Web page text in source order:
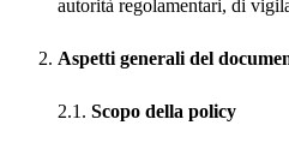
autorità regolamentari, di
Aspetti generali del
2.1. Scopo della policy